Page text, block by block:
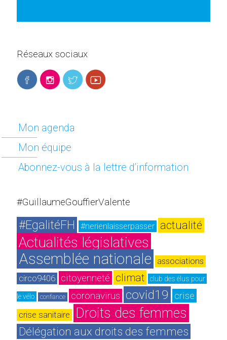
Réseaux sociaux
Mon agenda
Mon équipe
Abonnez-vous à la lettre d’information
#GuillaumeGouffierValente
#EgalitéFH #nerienlaisserpasser actualité
Actualités législatives
Assemblée nationale
associations
circo9406
citoyenneté climat club des élus pour
le vélo confiance coronavirus covid19 crise
crise sanitaire Droits des femmes
Délégation aux droits des femmes